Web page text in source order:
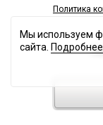
Политика
Мы используем
сайта. Подробнее